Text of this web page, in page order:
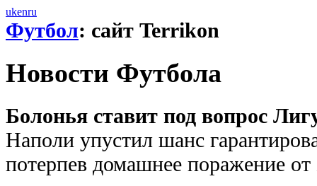
ukenru
Футбол: сайт Terrikon
Новости Футбола
Болонья ставит под вопрос
Наполи упустил шанс
потерпев домашнее поражение